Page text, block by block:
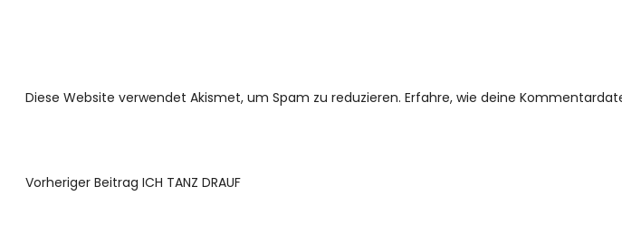
Diese Website verwendet Akismet, um Spam zu reduzieren. Erfahre, wie deine
Vorheriger Beitrag ICH TANZ DRAUF